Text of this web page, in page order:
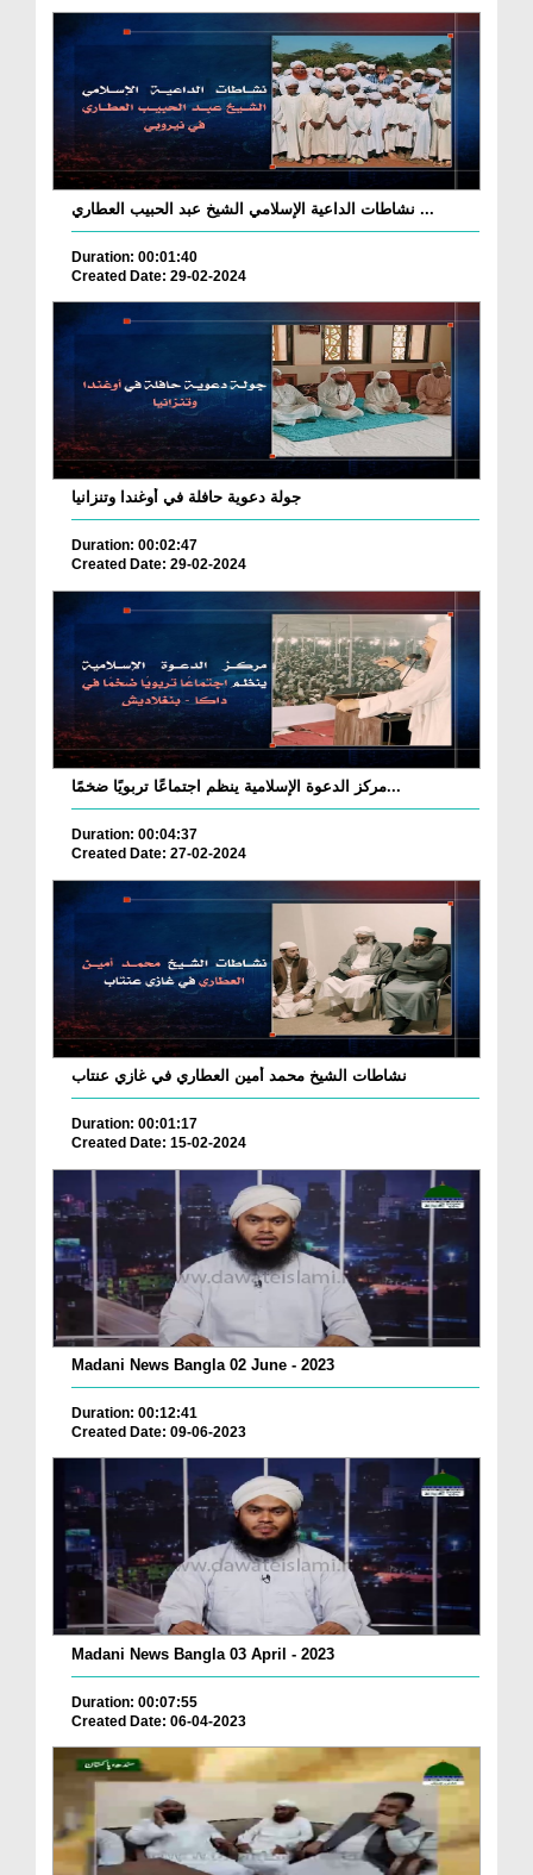
نشاطات الداعية الإسلامي الشيخ عبد الحبيب العطاري ...
Duration: 00:01:40
Created Date: 29-02-2024
جولة دعوية حافلة في أوغندا وتنزانيا
Duration: 00:02:47
Created Date: 29-02-2024
مركز الدعوة الإسلامية ينظم اجتماعًا تربويًا ضخمًا...
Duration: 00:04:37
Created Date: 27-02-2024
نشاطات الشيخ محمد أمين العطاري في غازي عنتاب
Duration: 00:01:17
Created Date: 15-02-2024
Madani News Bangla 02 June - 2023
Duration: 00:12:41
Created Date: 09-06-2023
Madani News Bangla 03 April - 2023
Duration: 00:07:55
Created Date: 06-04-2023